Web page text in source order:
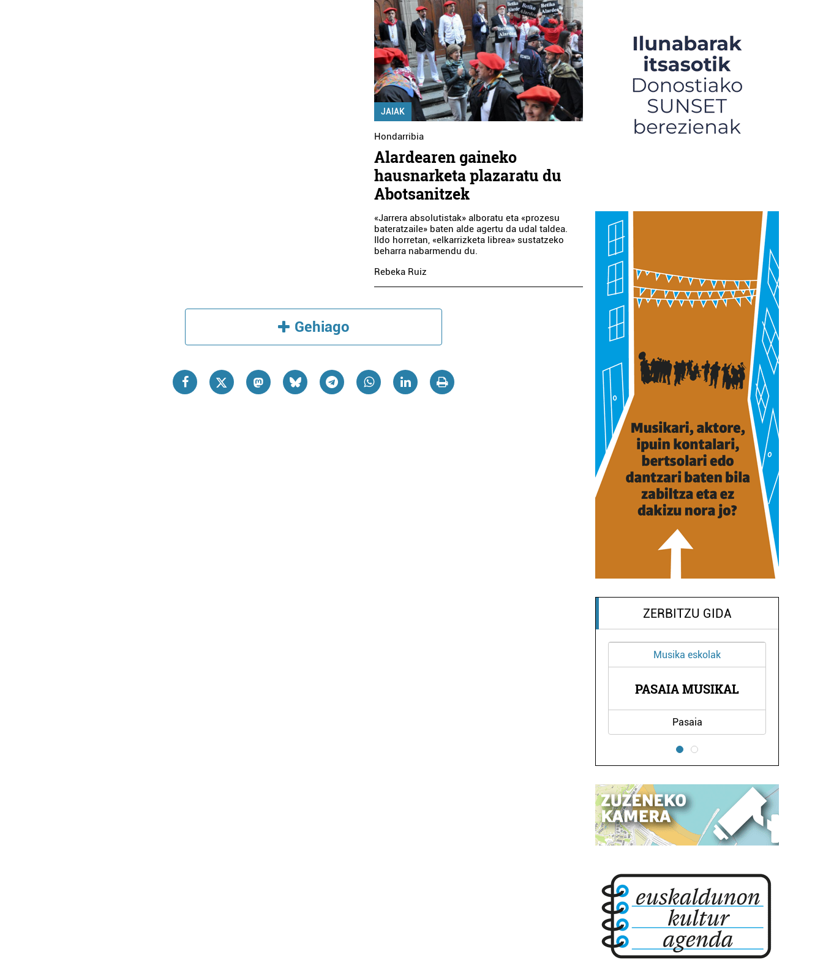
JAIAK
Hondarribia
Alardearen gaineko
hausnarketa plazaratu du
Abotsanitzek
«Jarrera absolutistak» alboratu eta «prozesu
bateratzaile» baten alde agertu da udal taldea.
Ildo horretan, «elkarrizketa librea» sustatzeko
beharra nabarmendu du.
Rebeka Ruiz
Gehiago
ZERBITZU GIDA
Musika eskolak
PASAIA MUSIKAL
Pasaia